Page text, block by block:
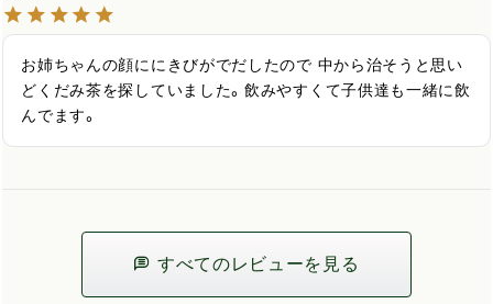
お姉ちゃんの顔ににきびがでだしたので 中から治そうと思い
どくだみ茶を探していました。飲みやすくて子供達も一緒に飲
んでます。
すべてのレビューを見る